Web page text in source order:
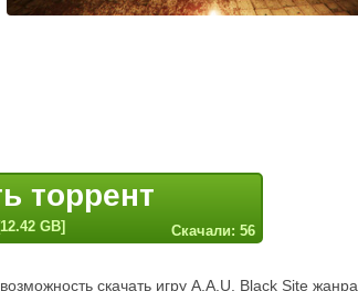
торрент
GB] Скачали: 56
скачать игру A.A.U. Black Site жанра